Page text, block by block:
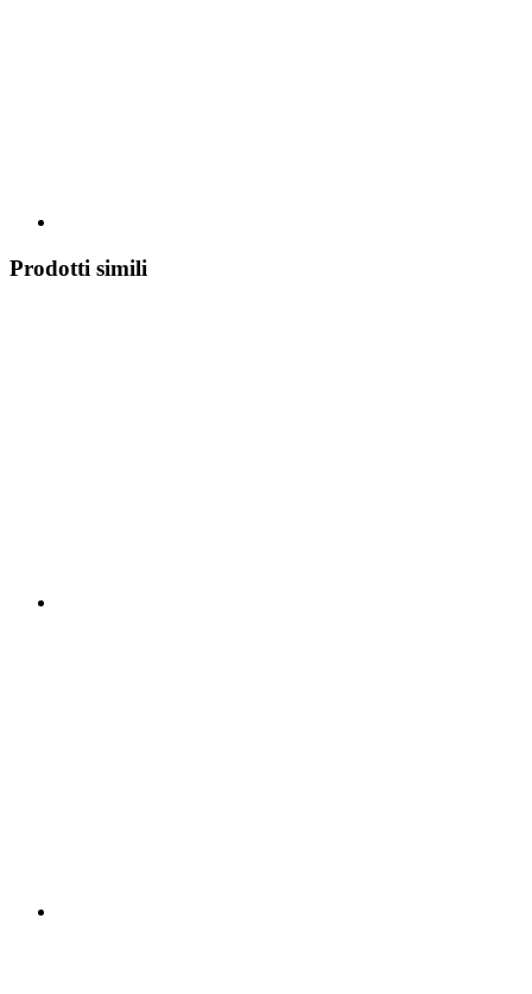
Prodotti simili